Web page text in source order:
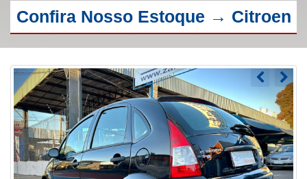
Confira Nosso Estoque → Citroen